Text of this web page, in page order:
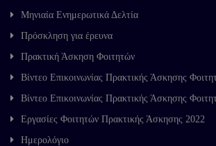
Μηνιαία Ενημερωτικά Δελτία
Πρόσκληση για έρευνα
Πρακτική Άσκηση Φοιτητών
Βίντεο Επικοινωνίας Πρακτικής Άσκησης
Βίντεο Επικοινωνίας Πρακτικής Άσκησης
Εργασίες Φοιτητών Πρακτικής Άσκησης 2022
Ημερολόγιο